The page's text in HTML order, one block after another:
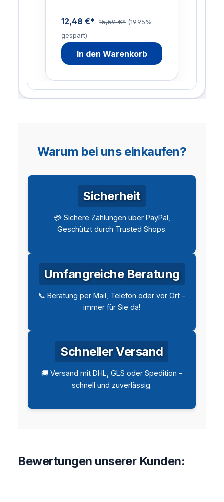
12,48 €* 15,59 €* (19.95%
gespart)
In den Warenkorb
Warum bei uns einkaufen?
Sicherheit
💳 Sichere Zahlungen über PayPal,
Geschützt durch Trusted Shops.
Umfangreiche Beratung
📞 Beratung per Mail, Telefon oder vor Ort –
immer für Sie da!
Schneller Versand
🚚 Versand mit DHL, GLS oder Spedition –
schnell und zuverlässig.
Bewertungen unserer Kunden: